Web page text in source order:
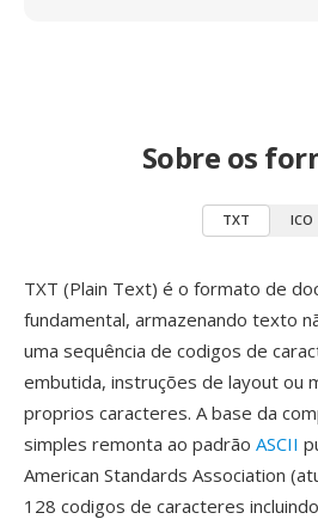
Sobre os
TXT ICO
TXT (Plain Text) é o formato de
fundamental, armazenando texto
uma sequência de codigos de
embutida, instruções de layout ou
proprios caracteres. A base da
simples remonta ao padrão ASCII
American Standards Association
128 codigos de caracteres